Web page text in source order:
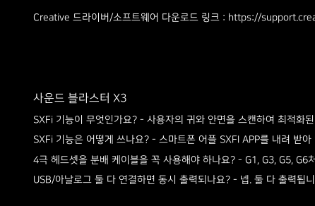
Creative 드라이버/소프트웨어 다운로드 링크 : https://
사운드 블라스터 X3
SXFi 기능이 무엇인가요? - 사용자의 귀와 안면을 스캔하여 최적화
SXFi 기능은 어떻게 쓰나요? - 스마트폰 어플 SXFI APP를 내려 받
4극 헤드셋을 분배 케이블을 꼭 사용해야 하나요? - G1, G3, G5, G6
USB/아날로그 둘 다 연결하면 동시 출력되나요? - 넵. 둘 다 출력됩